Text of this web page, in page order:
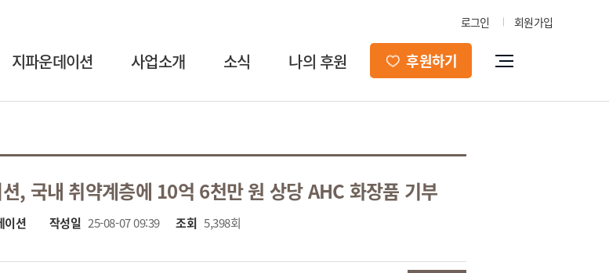
로그인 회원가입
지파운데이션 사업소개 소식 나의 후원 후원하기
, 국내 취약계층에 10억 6천만 원 상당 AHC 화장품 기부
이션 작성일 25-08-07 09:39 조회 5,398회